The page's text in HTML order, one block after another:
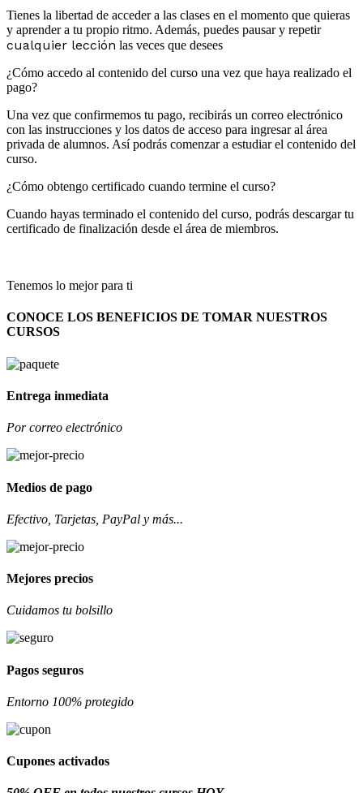
Tienes la libertad de acceder a las clases en el momento que quieras
y aprender a tu propio ritmo. Además, puedes pausar y repetir
cualquier lección las veces que desees
¿Cómo accedo al contenido del curso una vez que haya realizado el
pago?
Una vez que confirmemos tu pago, recibirás un correo electrónico
con las instrucciones y los datos de acceso para ingresar al área
privada de alumnos. Así podrás comenzar a estudiar el contenido del
curso.
¿Cómo obtengo certificado cuando termine el curso?
Cuando hayas terminado el contenido del curso, podrás descargar tu
certificado de finalización desde el área de miembros.
Tenemos lo mejor para ti
CONOCE LOS BENEFICIOS DE TOMAR NUESTROS
CURSOS
Entrega inmediata
Por correo electrónico
Medios de pago
Efectivo, Tarjetas, PayPal y más...
Mejores precios
Cuidamos tu bolsillo
Pagos seguros
Entorno 100% protegido
Cupones activados